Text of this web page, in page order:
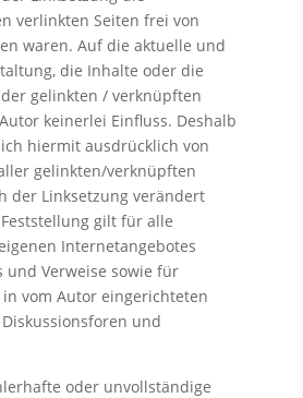
verlinkten Seiten frei von
waren. Auf die aktuelle und
die Inhalte oder die
gelinkten / verknüpften
keinerlei Einfluss. Deshalb
hiermit ausdrücklich von
gelinkten/verknüpften
der Linksetzung verändert
gilt für alle
Internetangebotes
und Verweise sowie für
vom Autor eingerichteten
und
oder unvollständige